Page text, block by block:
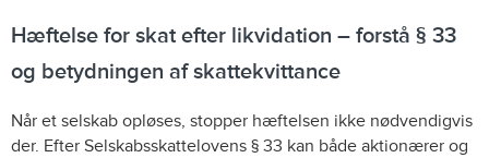
Hæftelse for skat efter likvidation – forstå § 33
og betydningen af skattekvittance
Når et selskab opløses, stopper hæftelsen ikke nødvendigvis
der. Efter Selskabsskattelovens § 33 kan både aktionærer og